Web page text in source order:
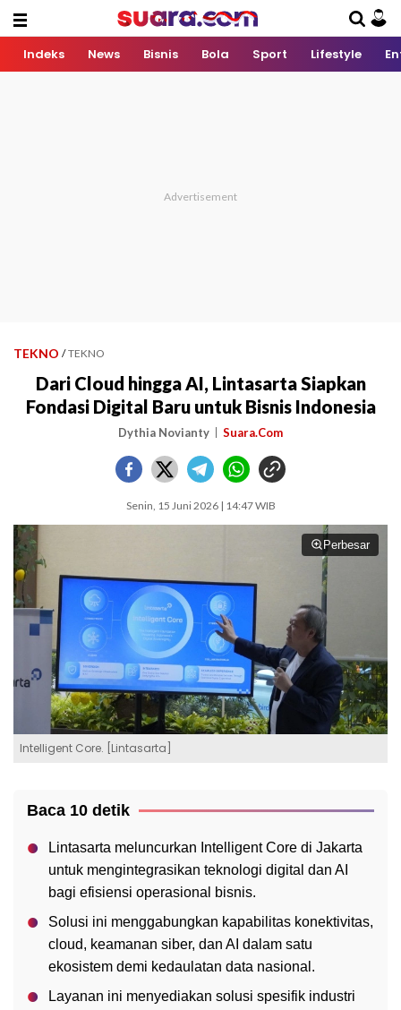
Indeks News Bisnis Bola Sport Lifestyle
TEKNO / TEKNO
Dari Cloud hingga AI, Lintasarta Siapkan
Fondasi Digital Baru untuk Bisnis Indonesia
Dythia Novianty Suara.Com
Senin, 15 Juni 2026 | 14:47 WIB
Perbesar
Intelligent Core. [Lintasarta]
Baca 10 detik
Lintasarta meluncurkan Intelligent Core di Jakarta
untuk mengintegrasikan teknologi digital dan AI
bagi efisiensi operasional bisnis.
Solusi ini menggabungkan kapabilitas konektivitas,
cloud, keamanan siber, dan AI dalam satu
ekosistem demi kedaulatan data nasional.
Layanan ini menyediakan solusi spesifik industri